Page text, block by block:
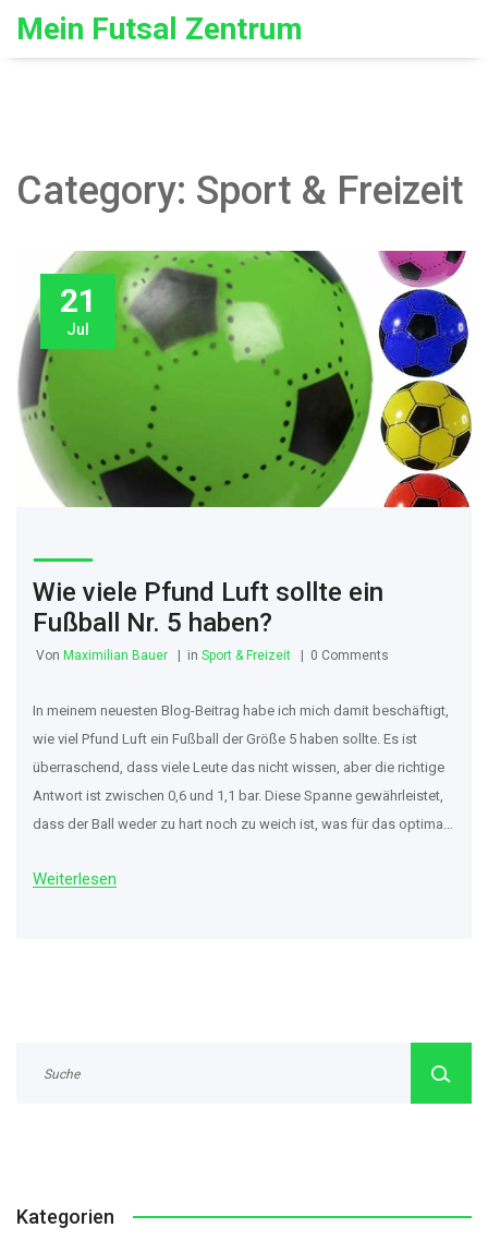
Mein Futsal Zentrum
Category: Sport & Freizeit
21
Jul
Wie viele Pfund Luft sollte ein
Fußball Nr. 5 haben?
Von Maximilian Bauer in Sport & Freizeit 0 Comments
In meinem neuesten Blog-Beitrag habe ich mich damit beschäftigt,
wie viel Pfund Luft ein Fußball der Größe 5 haben sollte. Es ist
überraschend, dass viele Leute das nicht wissen, aber die richtige
Antwort ist zwischen 0,6 und 1,1 bar. Diese Spanne gewährleistet,
dass der Ball weder zu hart noch zu weich ist, was für das optimale
regelmäßig den Luftdruck zu überprüfen, um die beste Leistung
Weiterlesen
Kategorien